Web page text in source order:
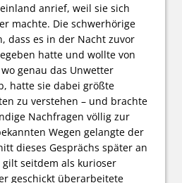
anrief, weil sie sich
machte. Die schwerhörige
dass es in der Nacht zuvor
hatte und wollte von
genau das Unwetter
hatte sie dabei größte
zu verstehen – und brachte
Nachfragen völlig zur
Wegen gelangte der
dieses Gesprächs später an
seitdem als kurioser
geschickt überarbeitete